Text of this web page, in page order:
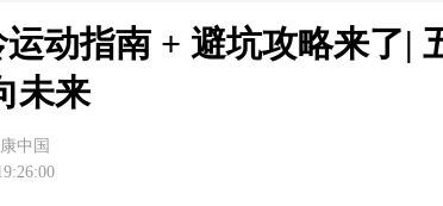
动指南 + 避坑攻略来了|
未来
中国